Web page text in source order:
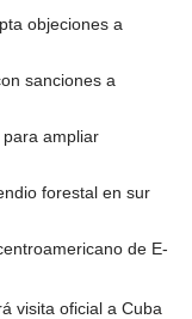
objeciones a
sanciones a
ampliar
forestal en sur
de E-
visita oficial a Cuba